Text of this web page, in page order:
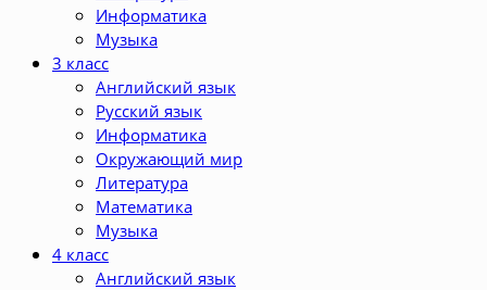
Информатика
Музыка
3 класс
Английский язык
Русский язык
Информатика
Окружающий мир
Литература
Математика
Музыка
4 класс
Английский язык